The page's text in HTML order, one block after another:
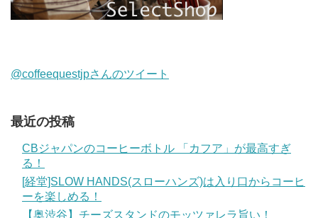
@coffeequestjpさんのツイート
最近の投稿
CBジャパンのコーヒーボトル 「カフア」が最高すぎ
る！
[経堂]SLOW HANDS(スローハンズ)は入り口からコーヒ
ーを楽しめる！
【奥渋谷】チーズスタンドのモッツァレラ旨い！